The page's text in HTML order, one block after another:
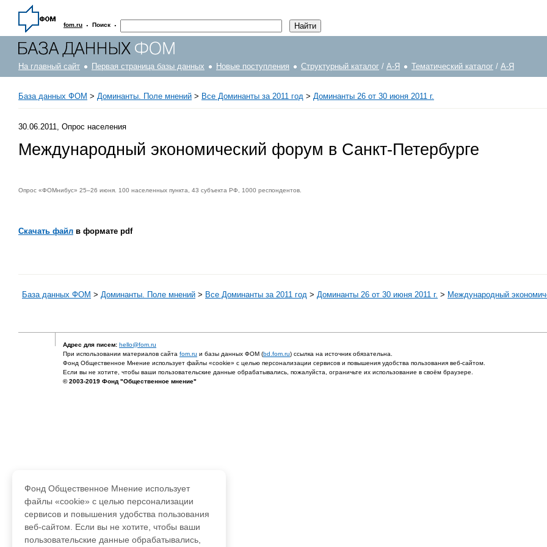
fom.ru · Поиск ·
На главный сайт Первая страница базы данных Новые поступления Структурный каталог / А-Я Тематический каталог / А-Я
База данных ФОМ > Доминанты. Поле мнений > Все Доминанты за 2011 год > Доминанты 26 от 30 июня 2011 г.
30.06.2011, Опрос населения
Международный экономический форум в Санкт-Петербурге
Опрос «ФОМнибус» 25–26 июня. 100 населенных пункта, 43 субъекта РФ, 1000 респондентов.
Скачать файл в формате pdf
База данных ФОМ > Доминанты. Поле мнений > Все Доминанты за 2011 год > Доминанты 26 от 30 июня 2011 г. > Международный
Адрес для писем: hello@fom.ru
При использовании материалов сайта fom.ru и базы данных ФОМ (bd.fom.ru) ссылка на источник обязательна.
Фонд Общественное Мнение использует файлы «cookie» с целью персонализации сервисов и повышения удобства пользования веб-сайтом.
Если вы не хотите, чтобы ваши пользовательские данные обрабатывались, пожалуйста, ограничьте их использование в своём браузере.
© 2003-2019 Фонд "Общественное мнение"
Фонд Общественное Мнение использует
файлы «cookie» с целью персонализации
сервисов и повышения удобства пользования
веб-сайтом. Если вы не хотите, чтобы ваши
пользовательские данные обрабатывались,